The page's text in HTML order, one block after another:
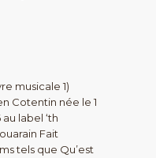
musicale 1)
Cotentin née le 1
label ‘th
Fait
tels que Qu’est